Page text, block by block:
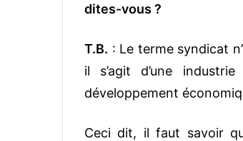
dites-vous ?
T.B. : Le terme syndicat
il s’agit d’une
développement
Ceci dit, il faut savoir